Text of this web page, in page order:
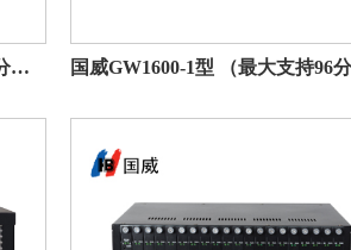
国威GW600(2)型（最大支持64分机）